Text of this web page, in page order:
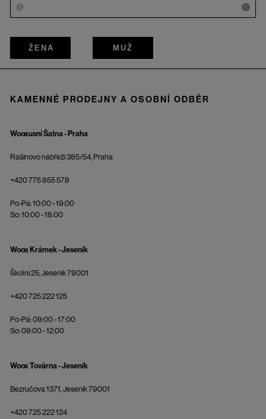
i
ŽENA MUŽ
KAMENNÉ PRODEJNY A OSOBNÍ ODBĚR
Wooxusní Šatna - Praha
Rašínovo nábřeží 385/54, Praha
+420 775 855 578
Po-Pá: 10:00 - 19:00
So: 10:00 - 18:00
Woox Krámek - Jeseník
Školní 25, Jeseník 79001
+420 725 222 125
Po-Pá: 09:00 - 17:00
So: 09:00 - 12:00
Woox Továrna - Jeseník
Bezručova 1371, Jeseník 79001
+420 725 222 124